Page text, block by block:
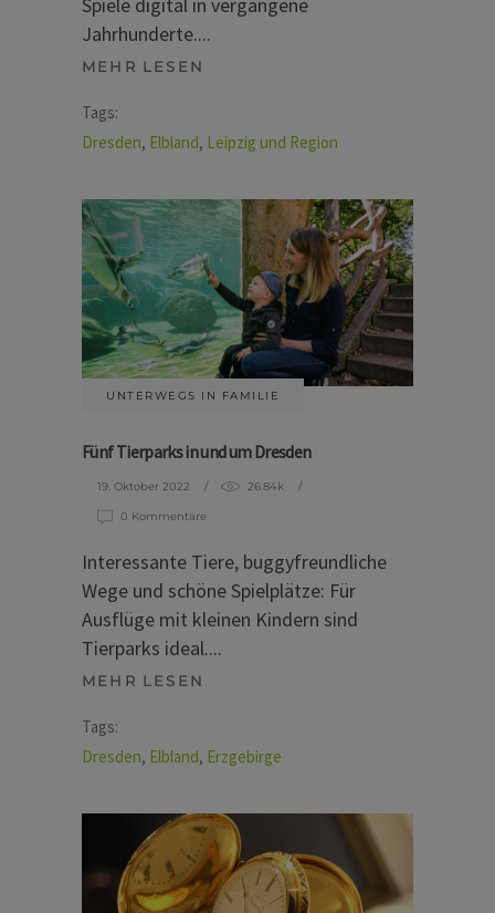
Spiele digital in vergangene
Jahrhunderte.
MEHR LESEN
Tags:
Dresden, Elbland, Leipzig und Region
UNTERWEGS IN FAMILIE
Fünf Tierparks in und um Dresden
19. Oktober 2022 26.84k
0 Kommentare
Interessante Tiere, buggyfreundliche
Wege und schöne Spielplätze: Für
Ausflüge mit kleinen Kindern sind
Tierparks ideal.
MEHR LESEN
Tags:
Dresden, Elbland, Erzgebirge